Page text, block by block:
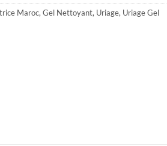
Maroc, Gel Nettoyant, Uriage, Uriage Gel